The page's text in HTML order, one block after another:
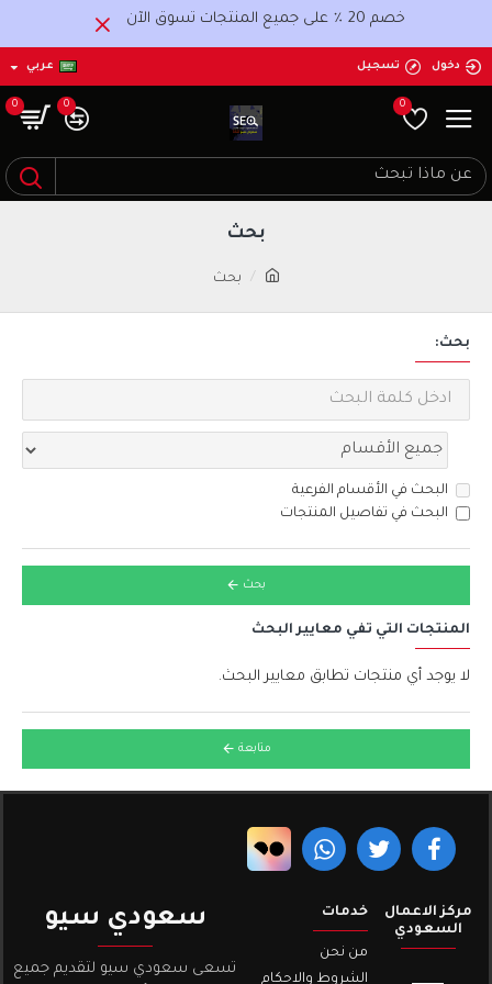
خصم 20 ٪ على جميع المنتجات تسوق الآن
دخول تسجيل عربي
0
0
0
بحث
بحث
بحث:
البحث في الأقسام الفرعية
البحث في تفاصيل المنتجات
بحث
المنتجات التي تفي معايير البحث
لا يوجد أي منتجات تطابق معايير البحث.
متابعة
مركز الاعمال
السعودي
خدمات
من نحن
الشروط والاحكام
سعودي سيو
تسعى سعودي سيو لتقديم جميع